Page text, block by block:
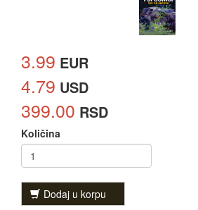
3.99 EUR
4.79 USD
399.00 RSD
Količina
Dodaj u korpu